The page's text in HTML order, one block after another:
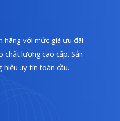
hãng với mức giá ưu đãi
chất lượng cao cấp. Sản
uy tín toàn cầu.